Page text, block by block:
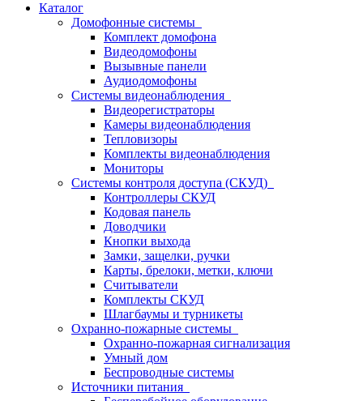
Каталог
Домофонные системы
Комплект домофона
Видеодомофоны
Вызывные панели
Аудиодомофоны
Системы видеонаблюдения
Видеорегистраторы
Камеры видеонаблюдения
Тепловизоры
Комплекты видеонаблюдения
Мониторы
Системы контроля доступа (СКУД)
Контроллеры СКУД
Кодовая панель
Доводчики
Кнопки выхода
Замки, защелки, ручки
Карты, брелоки, метки, ключи
Считыватели
Комплекты СКУД
Шлагбаумы и турникеты
Охранно-пожарные системы
Охранно-пожарная сигнализация
Умный дом
Беспроводные системы
Источники питания